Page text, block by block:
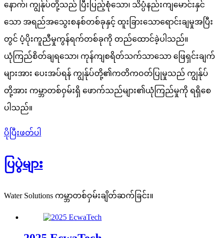
နောက်၊ ကျွန်ုပ်တို့သည် ပြီးပြည့်စုံသော၊ သိပ္ပံနည်းကျမောင်းနှင်
သော အရည်အသွေးစနစ်တစ်ခုနှင့် ထူးခြားသောရောင်းချမှုအပြီး
တွင် ပံ့ပိုးကူညီမှုကွန်ရက်တစ်ခုကို တည်ထောင်ခဲ့ပါသည်။
ယုံကြည်စိတ်ချရသော၊ ကုန်ကျစရိတ်သက်သာသော ဖြေရှင်းချက်
များအား ပေးအပ်ရန် ကျွန်ုပ်တို့၏ကတိကဝတ်ပြုမှုသည် ကျွန်ုပ်
တို့အား ကမ္ဘာတစ်ဝှမ်းရှိ ဖောက်သည်များ၏ယုံကြည်မှုကို ရရှိစေ
ပါသည်။
ပိုပြီးဖတ်ပါ
ပြပွဲများ
Water Solutions ကမ္ဘာတစ်ဝှမ်းချိတ်ဆက်ခြင်း။